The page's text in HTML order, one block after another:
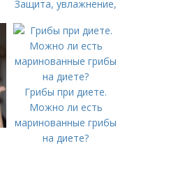
Защита, увлажнение,
Грибы при диете.
Можно ли есть
маринованные грибы
на диете?